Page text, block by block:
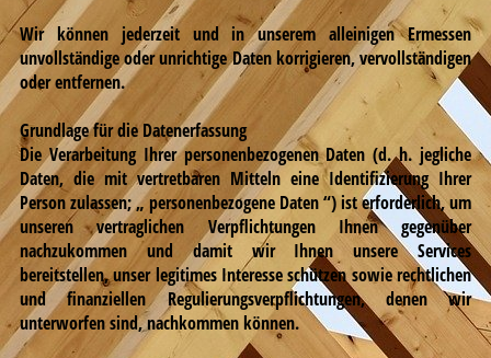
Wir können jederzeit und in unserem alleinigen Ermessen
unvollständige oder unrichtige Daten korrigieren, vervollständigen
oder entfernen.
Grundlage für die Datenerfassung
Die Verarbeitung Ihrer personenbezogenen Daten (d. h. jegliche
Daten, die mit vertretbaren Mitteln eine Identifizierung Ihrer
Person zulassen; „ personenbezogene Daten “) ist erforderlich, um
unseren vertraglichen Verpflichtungen Ihnen gegenüber
nachzukommen und damit wir Ihnen unsere Services
bereitstellen, unser legitimes Interesse schützen sowie rechtlichen
und finanziellen Regulierungsverpflichtungen, denen wir
unterworfen sind, nachkommen können.